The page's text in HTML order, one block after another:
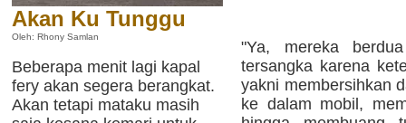
Akan Ku Tunggu
Oleh: Rhony Samlan
Beberapa menit lagi kapal
fery akan segera berangkat.
Akan tetapi mataku masih
"Ya, mereka
tersangka karena
yakni membersihkan
ke dalam mobil,